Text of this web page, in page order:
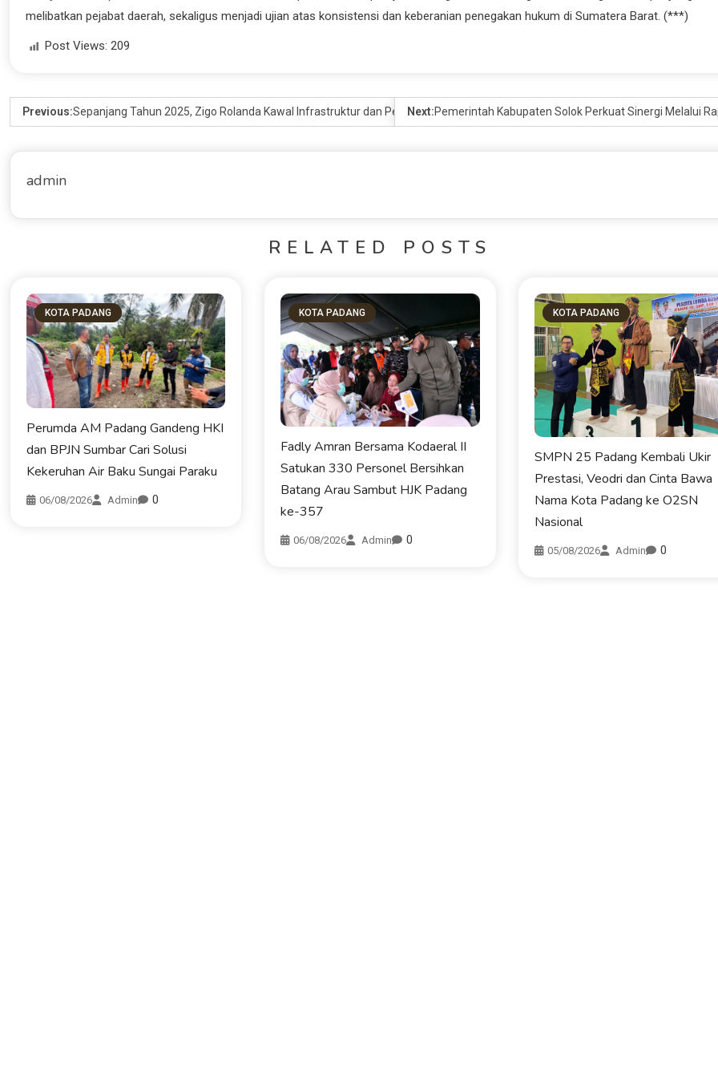
melibatkan pejabat daerah, sekaligus menjadi ujian atas konsistensi dan keberanian penegakan hukum di Sumatera Barat. (***)
Post Views: 209
Previous:Sepanjang Tahun 2025, Zigo Rolanda Kawal Infrastruktur dan Pembangunan di Sumbar
Next:Pemerintah Kabupaten Solok Perkuat Sinergi Melalui
admin
RELATED POSTS
KOTA PADANG
Perumda AM Padang Gandeng HKI
dan BPJN Sumbar Cari Solusi
Kekeruhan Air Baku Sungai Paraku
06/08/2026 Admin 0
KOTA PADANG
Fadly Amran Bersama Kodaeral II
Satukan 330 Personel Bersihkan
Batang Arau Sambut HJK Padang
ke-357
06/08/2026 Admin 0
KOTA PADANG
SMPN 25 Padang Kembali Ukir
Prestasi, Veodri dan Cinta Bawa
Nama Kota Padang ke O2SN
Nasional
05/08/2026 Admin 0